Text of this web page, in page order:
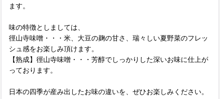
ます。
味の特徴としましては、
徑山寺味噌・・・米、大豆の麹の甘さ、瑞々しい夏野菜のフレッ
シュ感をお楽しみ頂けます。
【熟成】徑山寺味噌・・・芳醇でしっかりした深いお味に仕上が
っております。
日本の四季が産み出したお味の違いを、ぜひお楽しみください。